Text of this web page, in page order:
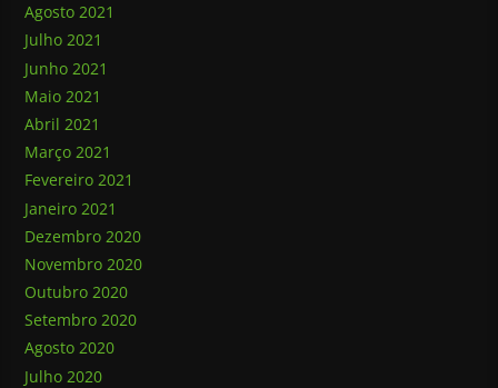
Agosto 2021
Julho 2021
Junho 2021
Maio 2021
Abril 2021
Março 2021
Fevereiro 2021
Janeiro 2021
Dezembro 2020
Novembro 2020
Outubro 2020
Setembro 2020
Agosto 2020
Julho 2020